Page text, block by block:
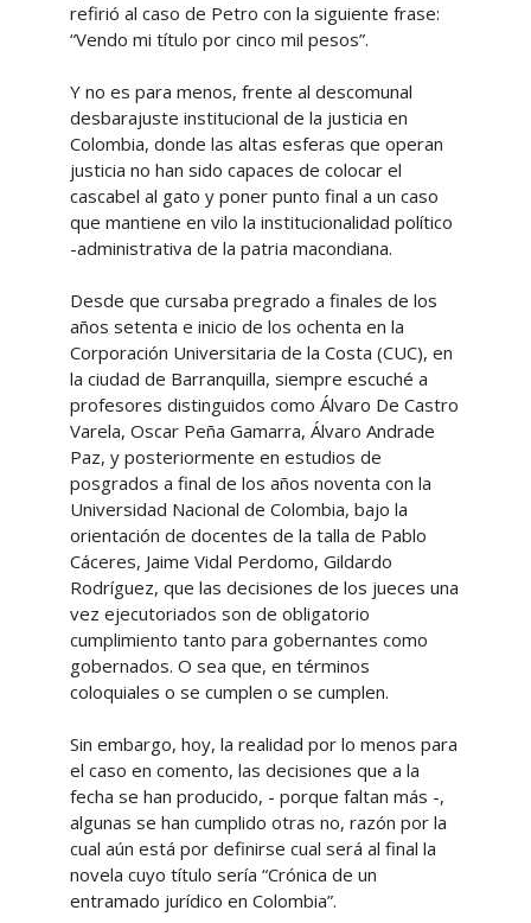
refirió al caso de Petro con la siguiente frase:
“Vendo mi título por cinco mil pesos”.
Y no es para menos, frente al descomunal
desbarajuste institucional de la justicia en
Colombia, donde las altas esferas que operan
justicia no han sido capaces de colocar el
cascabel al gato y poner punto final a un caso
que mantiene en vilo la institucionalidad político
-administrativa de la patria macondiana.
Desde que cursaba pregrado a finales de los
años setenta e inicio de los ochenta en la
Corporación Universitaria de la Costa (CUC), en
la ciudad de Barranquilla, siempre escuché a
profesores distinguidos como Álvaro De Castro
Varela, Oscar Peña Gamarra, Álvaro Andrade
Paz, y posteriormente en estudios de
posgrados a final de los años noventa con la
Universidad Nacional de Colombia, bajo la
orientación de docentes de la talla de Pablo
Cáceres, Jaime Vidal Perdomo, Gildardo
Rodríguez, que las decisiones de los jueces una
vez ejecutoriados son de obligatorio
cumplimiento tanto para gobernantes como
gobernados. O sea que, en términos
coloquiales o se cumplen o se cumplen.
Sin embargo, hoy, la realidad por lo menos para
el caso en comento, las decisiones que a la
fecha se han producido, - porque faltan más -,
algunas se han cumplido otras no, razón por la
cual aún está por definirse cual será al final la
novela cuyo título sería “Crónica de un
entramado jurídico en Colombia”.